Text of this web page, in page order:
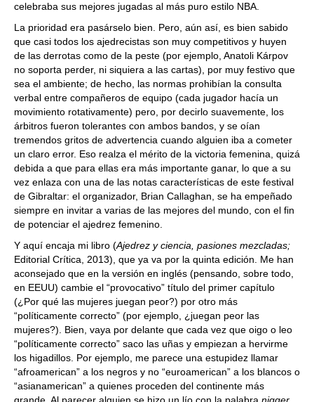
celebraba sus mejores jugadas al más puro estilo NBA.
La prioridad era pasárselo bien. Pero, aún así, es bien sabido
que casi todos los ajedrecistas son muy competitivos y huyen
de las derrotas como de la peste (por ejemplo, Anatoli Kárpov
no soporta perder, ni siquiera a las cartas), por muy festivo que
sea el ambiente; de hecho, las normas prohibían la consulta
verbal entre compañeros de equipo (cada jugador hacía un
movimiento rotativamente) pero, por decirlo suavemente, los
árbitros fueron tolerantes con ambos bandos, y se oían
tremendos gritos de advertencia cuando alguien iba a cometer
un claro error. Eso realza el mérito de la victoria femenina, quizá
debida a que para ellas era más importante ganar, lo que a su
vez enlaza con una de las notas características de este festival
de Gibraltar: el organizador, Brian Callaghan, se ha empeñado
siempre en invitar a varias de las mejores del mundo, con el fin
de potenciar el ajedrez femenino.
Y aquí encaja mi libro (Ajedrez y ciencia, pasiones mezcladas;
Editorial Crítica, 2013), que ya va por la quinta edición. Me han
aconsejado que en la versión en inglés (pensando, sobre todo,
en EEUU) cambie el “provocativo” título del primer capítulo
(¿Por qué las mujeres juegan peor?) por otro más
“políticamente correcto” (por ejemplo, ¿juegan peor las
mujeres?). Bien, vaya por delante que cada vez que oigo o leo
“políticamente correcto” saco las uñas y empiezan a hervirme
los higadillos. Por ejemplo, me parece una estupidez llamar
“afroamerican” a los negros y no “euroamerican” a los blancos o
“asianamerican” a quienes proceden del continente más